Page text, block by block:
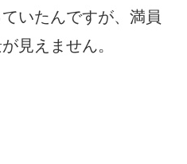
いたんですが、満員
見えません。